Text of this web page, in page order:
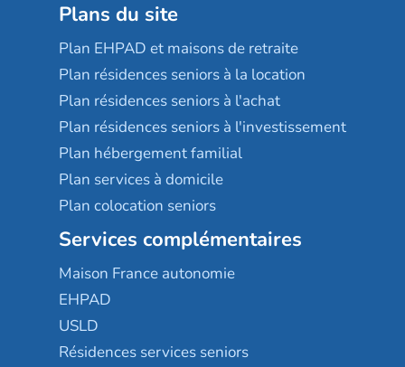
Plans du site
Plan EHPAD et maisons de retraite
Plan résidences seniors à la location
Plan résidences seniors à l'achat
Plan résidences seniors à l'investissement
Plan hébergement familial
Plan services à domicile
Plan colocation seniors
Services complémentaires
Maison France autonomie
EHPAD
USLD
Résidences services seniors